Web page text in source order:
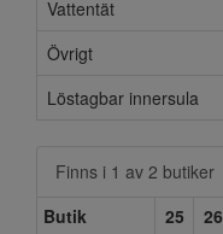
Vattentät
Övrigt
Löstagbar innersula
Finns i 1 av 2 butiker
Butik
25 26